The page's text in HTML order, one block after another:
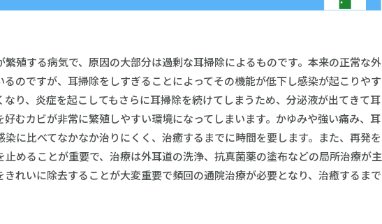
殖する病気で、原因の大部分は過剰な耳掃除によるものです。本来の正常な外
のですが、耳掃除をしすぎることによってその機能が低下し感染が起こりやす
り、炎症を起こしてもさらに耳掃除を続けてしまうため、分泌液が出てきて耳
むカビが非常に繁殖しやすい環境になってしまいます。かゆみや強い痛み、耳
に比べてなかなか治りにくく、治癒するまでに時間を要します。また、再発を
めることが重要で、治療は外耳道の洗浄、抗真菌薬の塗布などの局所治療が主
れいに除去することが大変重要で頻回の通院治療が必要となり、治癒するまで